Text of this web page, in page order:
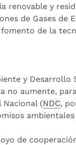
renovable y
de Gases de
de la
y
no aumente,
Nacional (NDC,
de